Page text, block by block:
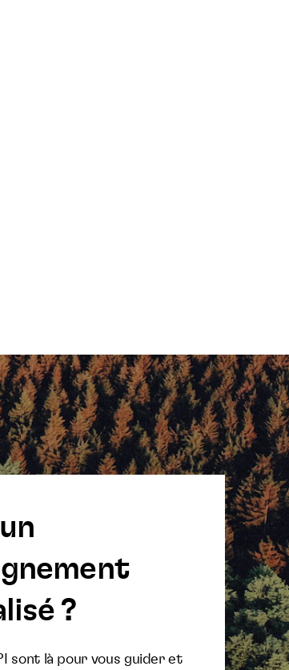
?
sont là pour vous guider et